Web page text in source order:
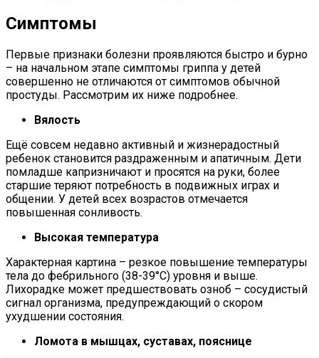
Симптомы
Первые признаки болезни проявляются быстро и бурно
– на начальном этапе симптомы гриппа у детей
совершенно не отличаются от симптомов обычной
простуды. Рассмотрим их ниже подробнее.
Вялость
Ещё совсем недавно активный и жизнерадостный
ребенок становится раздраженным и апатичным. Дети
помладше капризничают и просятся на руки, более
старшие теряют потребность в подвижных играх и
общении. У детей всех возрастов отмечается
повышенная сонливость.
Высокая температура
Характерная картина – резкое повышение температуры
тела до фебрильного (38-39°С) уровня и выше.
Лихорадке может предшествовать озноб – сосудистый
сигнал организма, предупреждающий о скором
ухудшении состояния.
Ломота в мышцах, суставах, пояснице